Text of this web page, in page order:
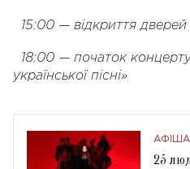
15:00 — відкриття
18:00 — початок
української пісні»
АФІША
25